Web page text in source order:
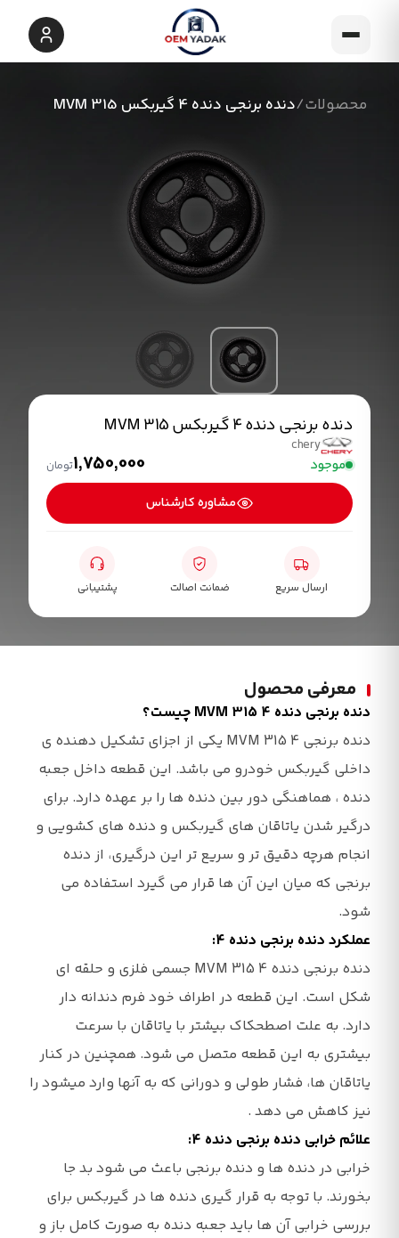
محصولات/دنده برنجی دنده 4 گیربکس MVM 315
دنده برنجی دنده 4 گیربکس MVM 315
chery
موجود 1,750,000تومان
مشاوره کارشناس
ارسال سریع ضمانت اصالت پشتیبانی
معرفی محصول
دنده برنجی دنده 4 MVM 315 چیست؟
دنده برنجی 4 MVM 315 یکی از اجزای تشکیل دهنده ی
داخلی گیربکس خودرو می باشد. این قطعه داخل جعبه
دنده ، هماهنگی دور بین دنده ها را بر عهده دارد. برای
درگیر شدن یاتاقان ‌های گیربکس و دنده ‌های کشویی و
انجام هرچه دقیق ‌تر و سریع تر این درگیری، از دنده
برنجی که میان این آن ها قرار می ‌گیرد استفاده می‌
شود.
عملکرد دنده برنجی دنده 4:
دنده برنجی دنده 4 MVM 315 جسمی فلزی و حلقه ‌ای
شکل است. این قطعه در اطراف خود فرم دندانه‌ دار
دارد. به علت اصطحکاک بیشتر با یاتاقان با سرعت
بیشتری به این قطعه متصل می‌ شود. همچنین در کنار
یاتاقان‌ ها، فشار طولی و دورانی که به آنها وارد میشود را
نیز کاهش می ‌دهد .
علائم خرابی دنده برنجی دنده 4:
خرابی در دنده ها و دنده برنجی باعث می شود بد جا
بخورند. با توجه به قرار گیری دنده ها در گیربکس برای
بررسی خرابی آن ها باید جعبه دنده به صورت کامل باز و